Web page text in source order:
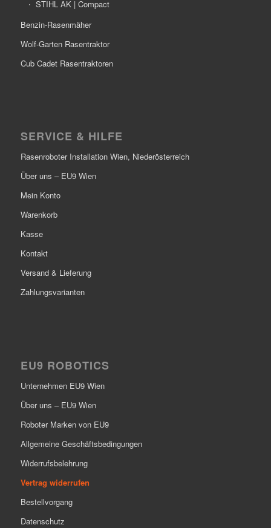
STIHL AK | Compact
Benzin-Rasenmäher
Wolf-Garten Rasentraktor
Cub Cadet Rasentraktoren
SERVICE & HILFE
Rasenroboter Installation Wien, Niederösterreich
Über uns – EU9 Wien
Mein Konto
Warenkorb
Kasse
Kontakt
Versand & Lieferung
Zahlungsvarianten
EU9 ROBOTICS
Unternehmen EU9 Wien
Über uns – EU9 Wien
Roboter Marken von EU9
Allgemeine Geschäftsbedingungen
Widerrufsbelehrung
Vertrag widerrufen
Bestellvorgang
Datenschutz